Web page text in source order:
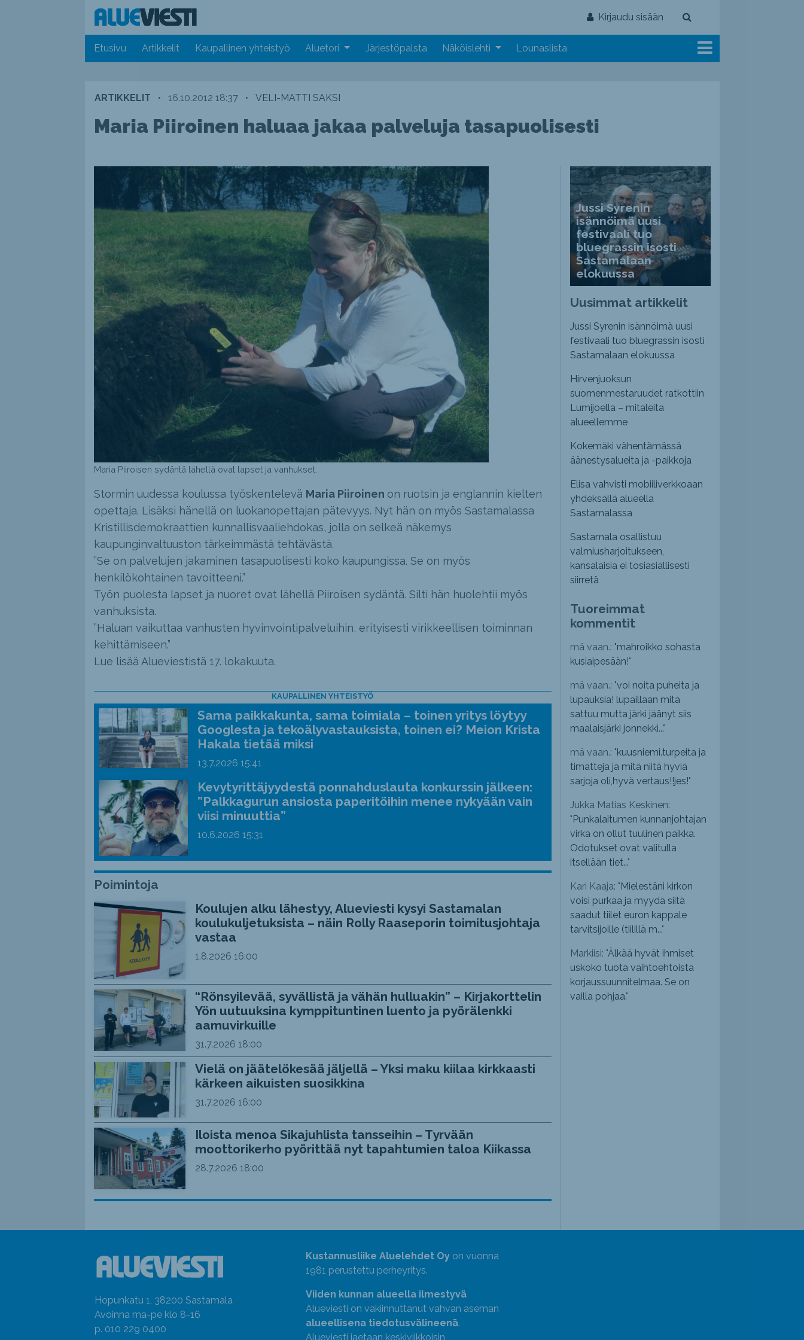
Kirjaudu sisään
Etusivu Artikkelit Kaupallinen yhteistyö Aluetori Järjestöpalsta Näköislehti Lounaslista
ARTIKKELIT • 16.10.2012 18:37 • VELI-MATTI SAKSI
Maria Piiroinen haluaa jakaa palveluja tasapuolisesti
Maria Piiroisen sydäntä lähellä ovat lapset ja vanhukset.
Stormin uudessa koulussa työskentelevä Maria Piiroinen on ruotsin ja englannin kielten
opettaja. Lisäksi hänellä on luokanopettajan pätevyys. Nyt hän on myös Sastamalassa
Kristillisdemokraattien kunnallisvaaliehdokas, jolla on selkeä näkemys
kaupunginvaltuuston tärkeimmästä tehtävästä.
”Se on palvelujen jakaminen tasapuolisesti koko kaupungissa. Se on myös
henkilökohtainen tavoitteeni.”
Työn puolesta lapset ja nuoret ovat lähellä Piiroisen sydäntä. Silti hän huolehtii myös
vanhuksista.
”Haluan vaikuttaa vanhusten hyvinvointipalveluihin, erityisesti virikkeellisen toiminnan
kehittämiseen.”
Lue lisää Alueviestistä 17. lokakuuta.
KAUPALLINEN YHTEISTYÖ
Sama paikkakunta, sama toimiala – toinen yritys löytyy
Googlesta ja tekoälyvastauksista, toinen ei? Meion Krista
Hakala tietää miksi
13.7.2026 15:41
Kevytyrittäjyydestä ponnahduslauta konkurssin jälkeen:
”Palkkagurun ansiosta paperitöihin menee nykyään vain
viisi minuuttia”
10.6.2026 15:31
Poimintoja
Koulujen alku lähestyy, Alueviesti kysyi Sastamalan
koulukuljetuksista – näin Rolly Raaseporin toimitusjohtaja
vastaa
1.8.2026 16:00
“Rönsyilevää, syvällistä ja vähän hulluakin” – Kirjakorttelin
Yön uutuuksina kymppituntinen luento ja pyörälenkki
aamuvirkuille
31.7.2026 18:00
Vielä on jäätelökesää jäljellä – Yksi maku kiilaa kirkkaasti
kärkeen aikuisten suosikkina
31.7.2026 16:00
Iloista menoa Sikajuhlista tansseihin – Tyrvään
moottorikerho pyörittää nyt tapahtumien taloa Kiikassa
28.7.2026 18:00
Jussi Syrenin
isännöimä uusi
festivaali tuo
bluegrassin isosti
Sastamalaan
elokuussa
Uusimmat artikkelit
Jussi Syrenin isännöimä uusi
festivaali tuo bluegrassin isosti
Sastamalaan elokuussa
Hirvenjuoksun
suomenmestaruudet ratkottiin
Lumijoella – mitaleita
alueellemme
Kokemäki vähentämässä
äänestysalueita ja -paikkoja
Elisa vahvisti mobiiliverkkoaan
yhdeksällä alueella
Sastamalassa
Sastamala osallistuu
valmiusharjoitukseen,
kansalaisia ei tosiasiallisesti
siirretä
Tuoreimmat
kommentit
mä vaan.: "mahroikko sohasta
kusiaipesään!"
mä vaan.: "voi noita puheita ja
lupauksia! lupaillaan mitä
sattuu mutta järki jäänyt siis
maalaisjärki jonnekki..."
mä vaan.: "kuusniemi.turpeita ja
timatteja ja mitä niitä hyviä
sarjoja oli,hyvä vertaus!!jes!"
Jukka Matias Keskinen:
" Punkalaitumen kunnanjohtajan
virka on ollut tuulinen paikka.
Odotukset ovat valitulla
itsellään tiet..."
Kari Kaaja: " Mielestäni kirkon
voisi purkaa ja myydä siitä
saadut tiilet euron kappale
tarvitsijoille (tiilillä m..."
Markiisi: "Älkää hyvät ihmiset
uskoko tuota vaihtoehtoista
korjaussuunnitelmaa. Se on
vailla pohjaa."
Hopunkatu 1, 38200 Sastamala
Avoinna ma-pe klo 8-16
p. 010 229 0400
Kustannusliike Aluelehdet Oyon vuonna
1981 perustettu perheyritys.
Viiden kunnan alueella ilmestyvä
Alueviesti on vakiinnuttanut vahvan aseman
alueellisena tiedotusvälineenä.
Alueviesti jaetaan keskiviikkoisin